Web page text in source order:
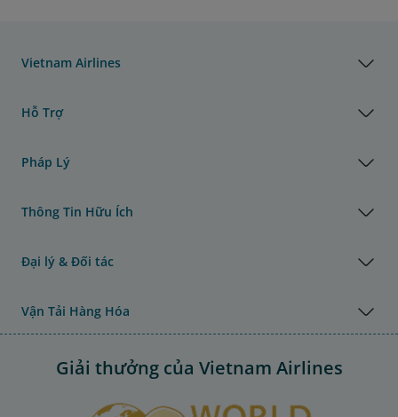
Vietnam Airlines
Hỗ Trợ
Pháp Lý
Thông Tin Hữu Ích
Đại lý & Đối tác
Vận Tải Hàng Hóa
Giải thưởng của Vietnam Airlines